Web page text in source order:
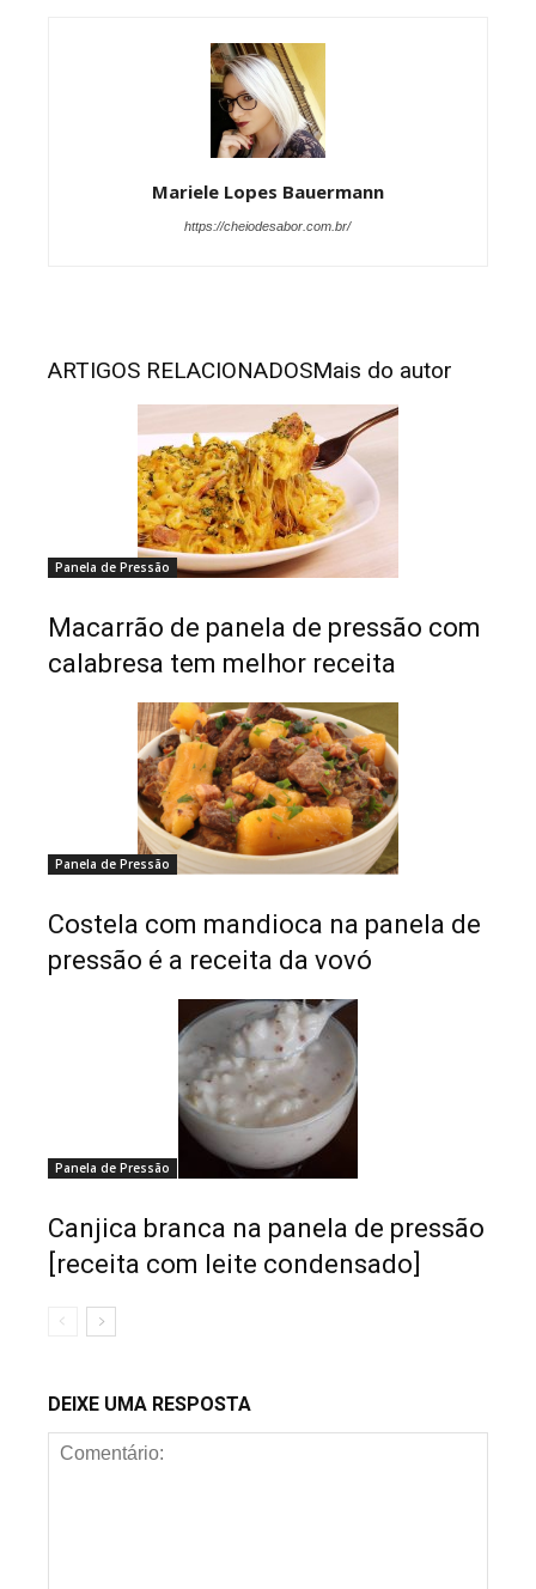
Mariele Lopes Bauermann
https://cheiodesabor.com.br/
ARTIGOS RELACIONADOSMais do autor
Panela de Pressão
Macarrão de panela de pressão com
calabresa tem melhor receita
Panela de Pressão
Costela com mandioca na panela de
pressão é a receita da vovó
Panela de Pressão
Canjica branca na panela de pressão
[receita com leite condensado]
DEIXE UMA RESPOSTA